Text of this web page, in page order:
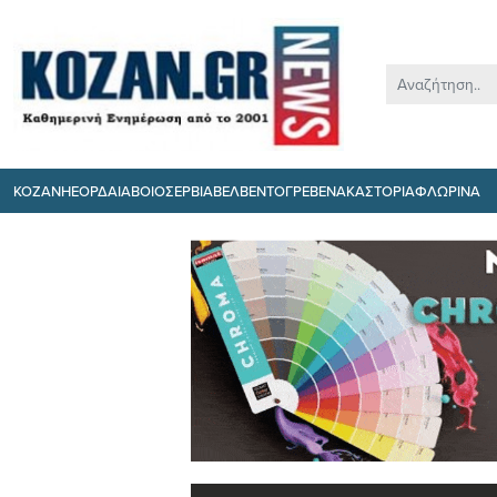
ΚΟΖΑΝΗΕΟΡΔΑΙΑΒΟΙΟΣΕΡΒΙΑΒΕΛΒΕΝΤΟΓΡΕΒΕΝΑΚΑΣΤΟΡΙΑΦΛΩΡΙΝΑ